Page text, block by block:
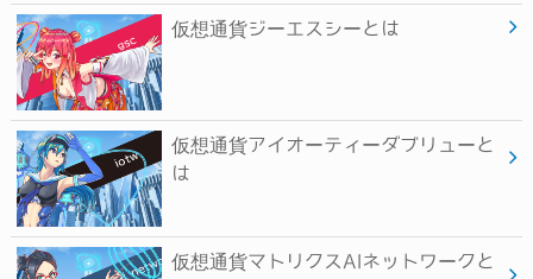
仮想通貨ジーエスシーとは
仮想通貨アイオーティーダブリューと
は
仮想通貨マトリクスAIネットワークと